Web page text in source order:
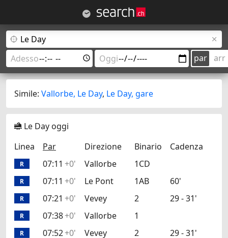
par arr
Simile: Vallorbe, Le Day, Le Day, gare
Le Day oggi
Linea
Par Direzione Binario Cadenza
R 07:11 +0' Vallorbe 1CD
R 07:11 +0' Le Pont 1AB 60'
R 07:21 +0' Vevey 2 29 - 31'
R 07:38+0' Vallorbe 1
R 07:52+0' Vevey 2 29 - 31'